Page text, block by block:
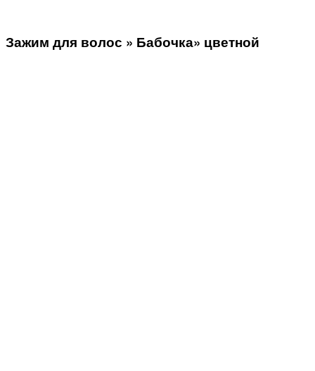
Зажим для волос » Бабочка» цветной